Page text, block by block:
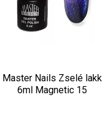
Master Nails Zselé lakk
6ml Magnetic 15